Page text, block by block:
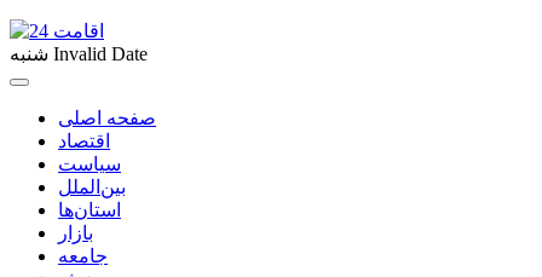
شنبه Invalid Date
صفحه اصلی
اقتصاد
سیاست
بین‌الملل
استان‌ها
بازار
جامعه